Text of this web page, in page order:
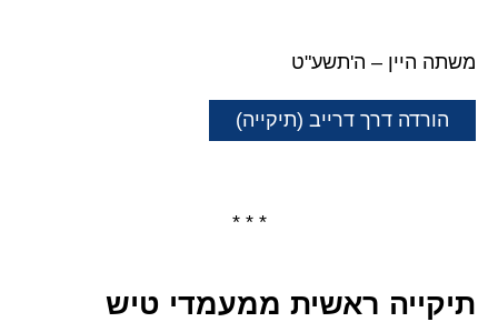
משתה היין – ה'תשע"ט
הורדה דרך דרייב (תיקייה)
* * *
תיקייה ראשית ממעמדי טיש